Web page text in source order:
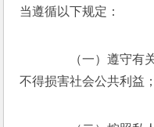
当遵循以下规定：
（一）遵守有关
不得损害社会公共利益；